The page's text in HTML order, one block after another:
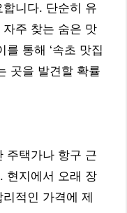
니다. 단순히 유
주 찾는 숨은 맛
통해 ‘속초 맛집
곳을 발견할 확률
주택가나 항구 근
현지에서 오래 장
적인 가격에 제